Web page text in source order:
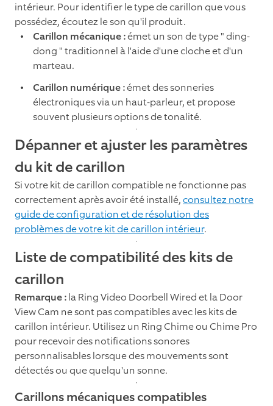
intérieur. Pour identifier le type de carillon que vous
possédez, écoutez le son qu'il produit.
Carillon mécanique :émet un son de type " ding-
dong " traditionnel à l'aide d'une cloche et d'un
marteau.
Carillon numérique :émet des sonneries
électroniques via un haut-parleur, et propose
souvent plusieurs options de tonalité.
Dépanner et ajuster les paramètres
du kit de carillon
Si votre kit de carillon compatible ne fonctionne pas
correctement après avoir été installé,consultez notre
guide de configuration et de résolution des
problèmes de votre kit de carillon intérieur.
Liste de compatibilité des kits de
carillon
Remarque :la Ring Video Doorbell Wired et la Door
View Cam ne sont pas compatibles avec les kits de
carillon intérieur. Utilisez un Ring Chime ou Chime Pro
pour recevoir des notifications sonores
personnalisables lorsque des mouvements sont
détectés ou que quelqu'un sonne.
Carillons mécaniques compatibles